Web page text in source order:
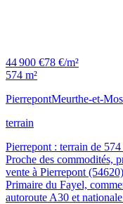
44 900 €78 €/m²
574 m²
PierrepontMeurthe-et-
terrain
Pierrepont : terrain de
Proche des commodités,
vente à Pierrepont
Primaire du Fayel,
autoroute A30 et